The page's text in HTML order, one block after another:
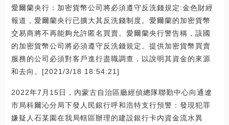
愛爾蘭央行：加密貨幣公司將必須遵守反洗錢規定:金色財經
報道，愛爾蘭央行已擴大其反洗錢制度。愛爾蘭的加密貨幣
交易商將不再能夠允許匿名買賣。愛爾蘭央行警告稱，該國
的加密貨幣公司將必須遵守反洗錢規定。提供加密貨幣買賣
服務的公司必須對客戶進行盡職調查，以說明其資金的來源
和去向。[2021/3/18 18:54:21]
2022年7月15日，內蒙古自治區廳經偵總隊聯勤中心向通遼
市局科爾沁分局下發人民銀行呼和浩特支行預警：發現犯罪
嫌疑人石某園在我局轄區辦理的建設銀行卡內資金流水異